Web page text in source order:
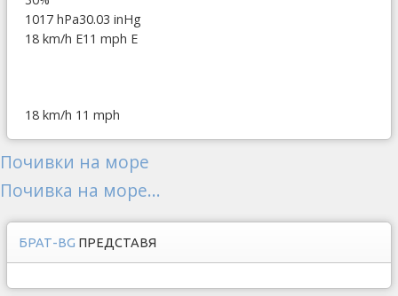
1017 hPa30.03 inHg
18 km/h E11 mph E
18 km/h 11 mph
Почивки на море
Почивка на море...
БРАТ-BG ПРЕДСТАВЯ